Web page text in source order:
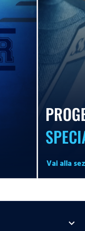
Vai alla
expand_more